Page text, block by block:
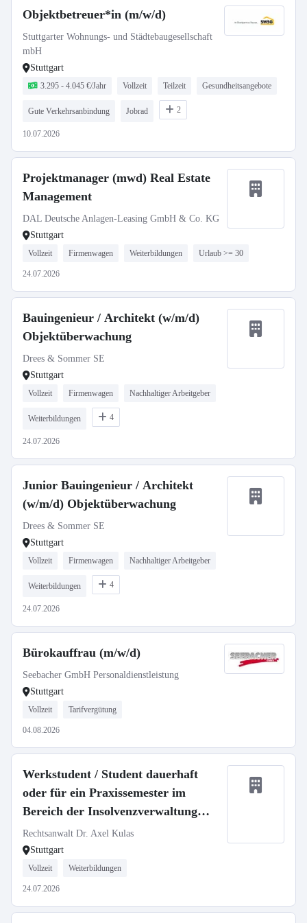
Objektbetreuer*in (m/w/d)
Stuttgarter Wohnungs- und Städtebaugesellschaft
mbH
Stuttgart
3.295 - 4.045 €/Jahr Vollzeit Teilzeit Gesundheitsangebote
Gute Verkehrsanbindung Jobrad 2
10.07.2026
Projektmanager (mwd) Real Estate
Management
DAL Deutsche Anlagen-Leasing GmbH & Co. KG
Stuttgart
Vollzeit Firmenwagen Weiterbildungen Urlaub >= 30
24.07.2026
Bauingenieur / Architekt (w/m/d)
Objektüberwachung
Drees & Sommer SE
Stuttgart
Vollzeit Firmenwagen Nachhaltiger Arbeitgeber
Weiterbildungen 4
24.07.2026
Junior Bauingenieur / Architekt
(w/m/d) Objektüberwachung
Drees & Sommer SE
Stuttgart
Vollzeit Firmenwagen Nachhaltiger Arbeitgeber
Weiterbildungen 4
24.07.2026
Bürokauffrau (m/w/d)
Seebacher GmbH Personaldienstleistung
Stuttgart
Vollzeit Tarifvergütung
04.08.2026
Werkstudent / Student dauerhaft
oder für ein Praxissemester im
Bereich der Insolvenzverwaltung
(m/w/d)
Rechtsanwalt Dr. Axel Kulas
Stuttgart
Vollzeit Weiterbildungen
24.07.2026